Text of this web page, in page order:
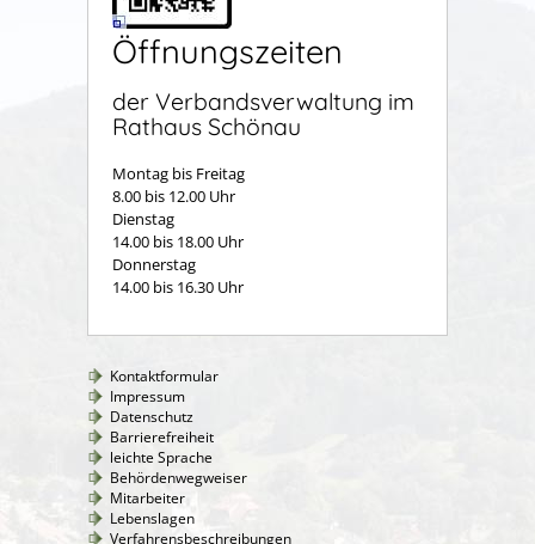
Öffnungszeiten
der Verbandsverwaltung im
Rathaus Schönau
Montag bis Freitag
8.00 bis 12.00 Uhr
Dienstag
14.00 bis 18.00 Uhr
Donnerstag
14.00 bis 16.30 Uhr
Kontaktformular
Impressum
Datenschutz
Barrierefreiheit
leichte Sprache
Behördenwegweiser
Mitarbeiter
Lebenslagen
Verfahrensbeschreibungen